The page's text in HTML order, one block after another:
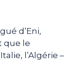
d’Eni,
que le
l’Algérie –